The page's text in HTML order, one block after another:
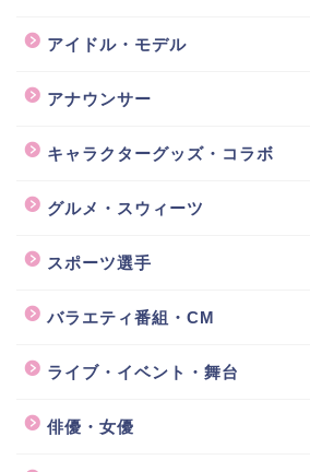
アイドル・モデル
アナウンサー
キャラクターグッズ・コラボ
グルメ・スウィーツ
スポーツ選手
バラエティ番組・CM
ライブ・イベント・舞台
俳優・女優